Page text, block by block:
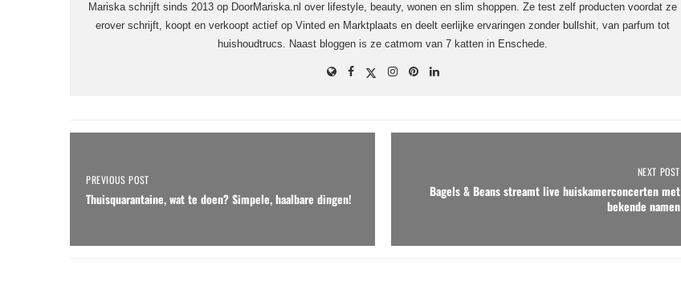
Mariska schrijft sinds 2013 op DoorMariska.nl over lifestyle, beauty, wonen en slim shoppen. Ze test zelf producten voordat ze
erover schrijft, koopt en verkoopt actief op Vinted en Marktplaats en deelt eerlijke ervaringen zonder bullshit, van parfum tot
huishoudtrucs. Naast bloggen is ze catmom van 7 katten in Enschede.
PREVIOUS POST
Thuisquarantaine, wat te doen? Simpele, haalbare dingen!
NEXT POST
Bagels & Beans streamt live huiskamerconcerten met
bekende namen